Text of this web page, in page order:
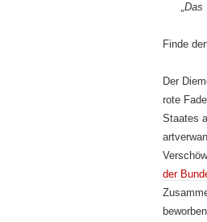
Finde
Der
rote
Staates
der